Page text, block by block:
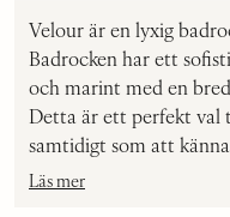
Velour är en lyxig
Badrocken har ett
och marint med en
Detta är ett perfekt val
samtidigt som att
Läs mer